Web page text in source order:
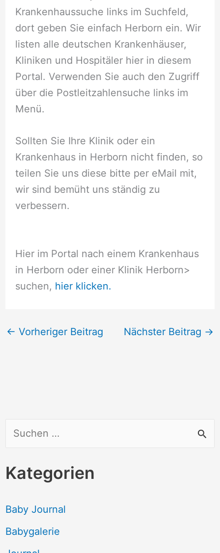
c
e
n
Kategorien
Baby Journal
Babygalerie
Krankenhaussuche links im Suchfeld,
dort geben Sie einfach Herborn ein. Wir
listen alle deutschen Krankenhäuser,
Kliniken und Hospitäler hier in diesem
Portal. Verwenden Sie auch den Zugriff
über die Postleitzahlensuche links im
Menü.
Sollten Sie Ihre Klinik oder ein
Krankenhaus in Herborn nicht finden, so
teilen Sie uns diese bitte per eMail mit,
wir sind bemüht uns ständig zu
verbessern.
Hier im Portal nach einem Krankenhaus
in Herborn oder einer Klinik Herborn>
suchen, hier klicken.
← Vorheriger Beitrag Nächster Beitrag →